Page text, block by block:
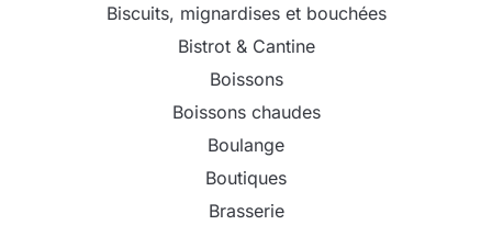
Biscuits, mignardises et bouchées
Bistrot & Cantine
Boissons
Boissons chaudes
Boulange
Boutiques
Brasserie